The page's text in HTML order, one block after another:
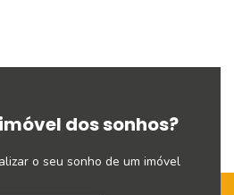
dos sonhos?
o seu sonho de um imóvel